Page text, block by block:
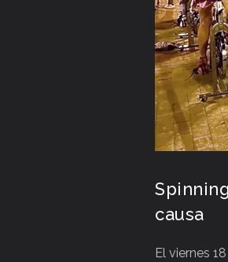
causa
El viernes